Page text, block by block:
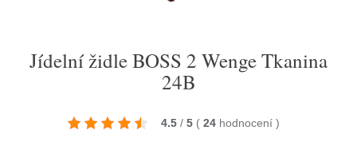
Jídelní židle BOSS 2 Wenge Tkanina
24B
4.5 / 5 ( 24 hodnocení )